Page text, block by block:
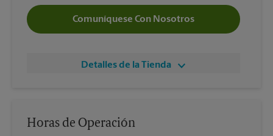
Comuníquese Con Nosotros
Detalles de la Tienda
Horas de Operación